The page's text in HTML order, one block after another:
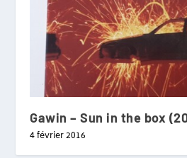
Gawin – Sun in the box
4 février 2016